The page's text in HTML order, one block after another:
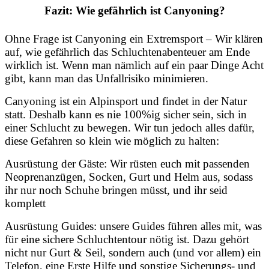
Fazit: Wie gefährlich ist Canyoning?
Ohne Frage ist Canyoning ein Extremsport – Wir klären
auf, wie gefährlich das Schluchtenabenteuer am Ende
wirklich ist. Wenn man nämlich auf ein paar Dinge Acht
gibt, kann man das Unfallrisiko minimieren.
Canyoning ist ein Alpinsport und findet in der Natur
statt. Deshalb kann es nie 100%ig sicher sein, sich in
einer Schlucht zu bewegen. Wir tun jedoch alles dafür,
diese Gefahren so klein wie möglich zu halten:
Ausrüstung der Gäste: Wir rüsten euch mit passenden
Neoprenanzügen, Socken, Gurt und Helm aus, sodass
ihr nur noch Schuhe bringen müsst, und ihr seid
komplett
Ausrüstung Guides: unsere Guides führen alles mit, was
für eine sichere Schluchtentour nötig ist. Dazu gehört
nicht nur Gurt & Seil, sondern auch (und vor allem) ein
Telefon, eine Erste Hilfe und sonstige Sicherungs- und